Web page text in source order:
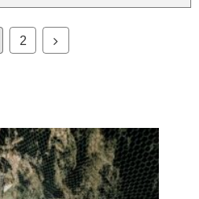
年始 料金：300円 2020/9/22(火)
植物館は、ときわ公園のときわミ
ュージアム内にあります。 ...
2